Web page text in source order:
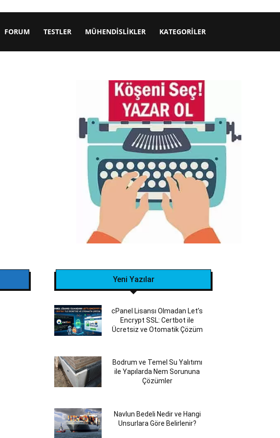
FORUM TESTLER MÜHENDISLIKLER KATEGORILER
Yeni Yazılar
cPanel Lisansı Olmadan Let’s
Encrypt SSL: Certbot ile
Ücretsiz ve Otomatik Çözüm
Bodrum ve Temel Su Yalıtımı
ile Yapılarda Nem Sorununa
Çözümler
Navlun Bedeli Nedir ve Hangi
Unsurlara Göre Belirlenir?